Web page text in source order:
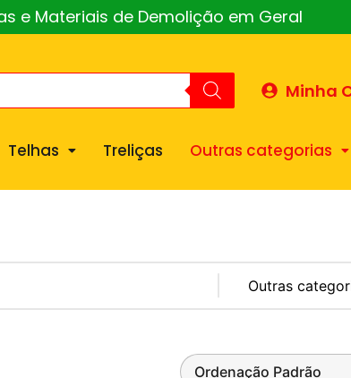
e Materiais de Demolição em Geral
Minha
Telhas Treliças Outras categorias